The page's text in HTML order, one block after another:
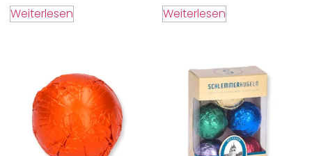
Weiterlesen Weiterlesen